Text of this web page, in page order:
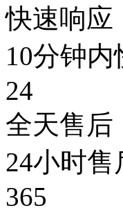
快速响应
10分钟
24
全天售后
24小时售
365